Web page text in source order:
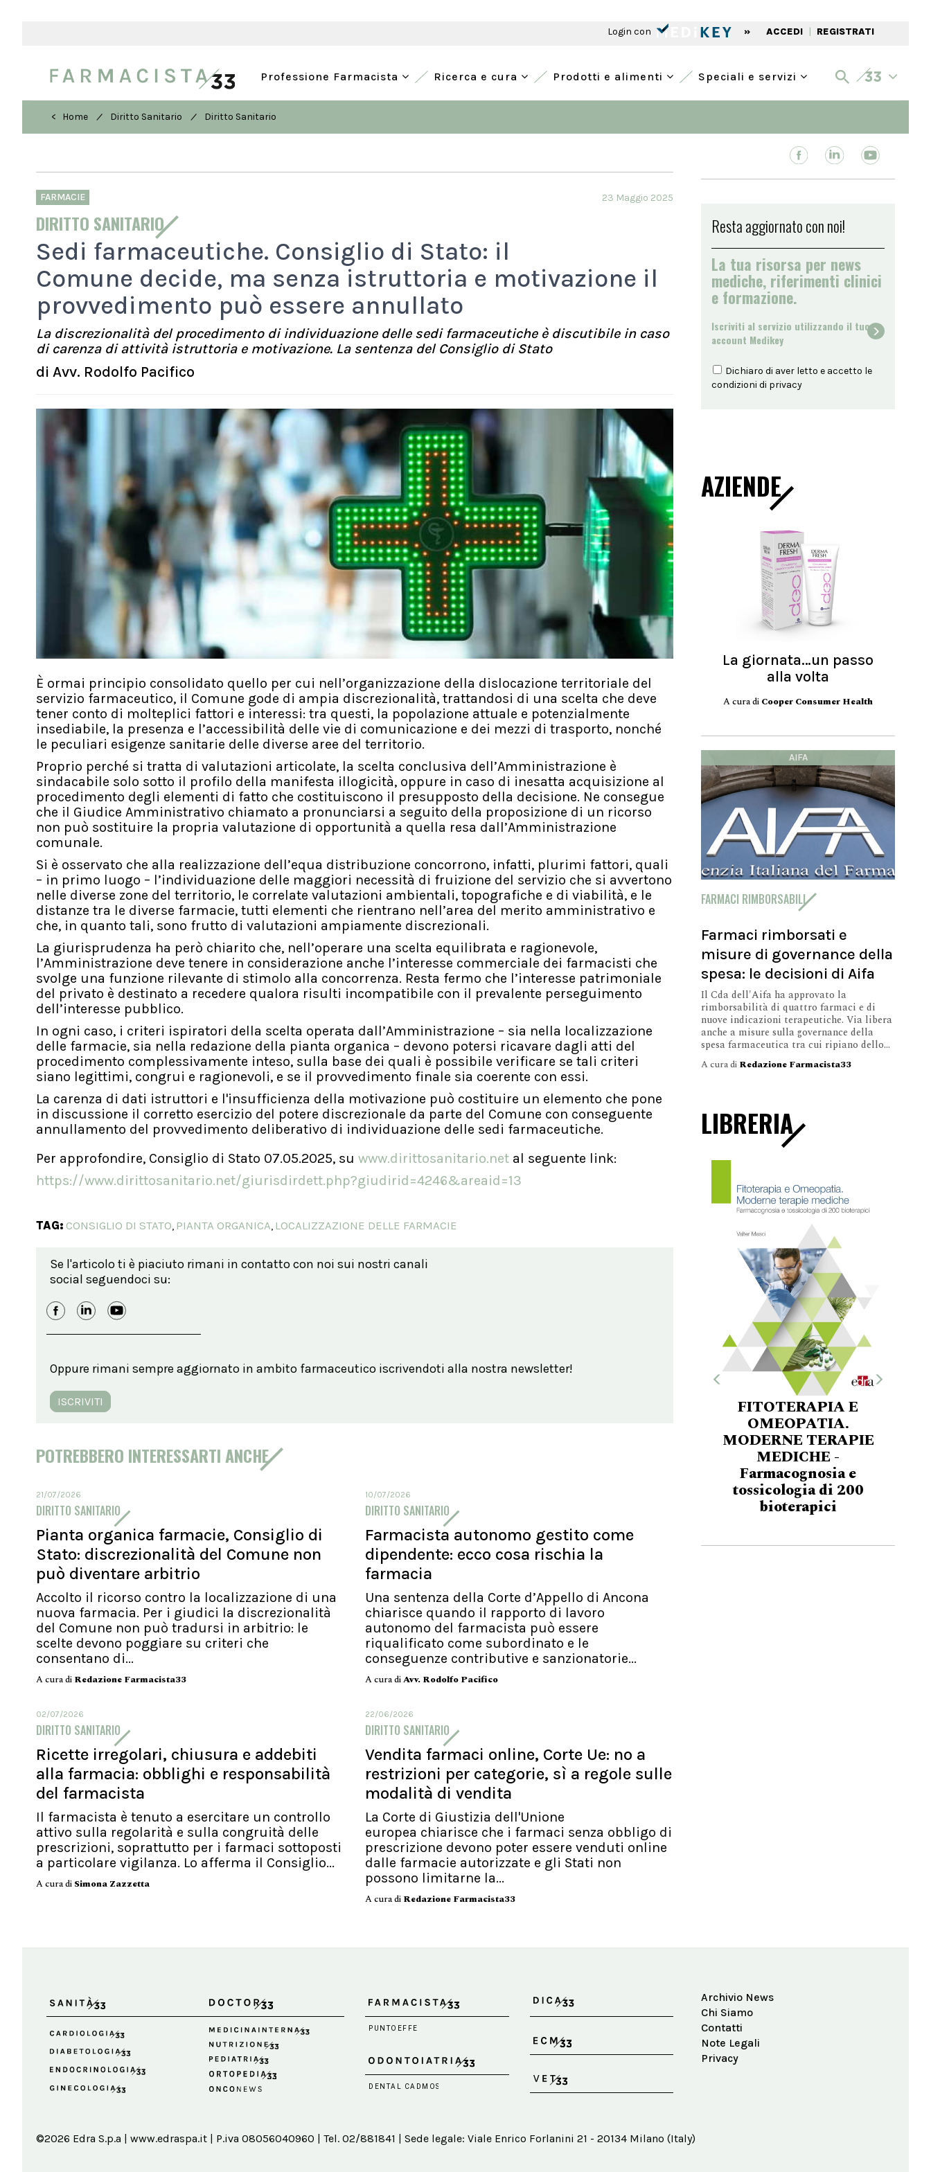
Login con » ACCEDI | REGISTRATI
Professione Farmacista Ricerca e cura Prodotti e alimenti Speciali e servizi
< Home / Diritto Sanitario / Diritto Sanitario
FARMACIE
DIRITTO SANITARIO
23 Maggio 2025
Sedi farmaceutiche. Consiglio di Stato: il
Comune decide, ma senza istruttoria e motivazione il
provvedimento può essere annullato
La discrezionalità del procedimento di individuazione delle sedi farmaceutiche è discutibile in caso
di carenza di attività istruttoria e motivazione. La sentenza del Consiglio di Stato
di Avv. Rodolfo Pacifico
È ormai principio consolidato quello per cui nell’organizzazione della dislocazione territoriale del
servizio farmaceutico, il Comune gode di ampia discrezionalità, trattandosi di una scelta che deve
tener conto di molteplici fattori e interessi: tra questi, la popolazione attuale e potenzialmente
insediabile, la presenza e l’accessibilità delle vie di comunicazione e dei mezzi di trasporto, nonché
le peculiari esigenze sanitarie delle diverse aree del territorio.
Proprio perché si tratta di valutazioni articolate, la scelta conclusiva dell’Amministrazione è
sindacabile solo sotto il profilo della manifesta illogicità, oppure in caso di inesatta acquisizione al
procedimento degli elementi di fatto che costituiscono il presupposto della decisione. Ne consegue
che il Giudice Amministrativo chiamato a pronunciarsi a seguito della proposizione di un ricorso
non può sostituire la propria valutazione di opportunità a quella resa dall’Amministrazione
comunale.
Si è osservato che alla realizzazione dell’equa distribuzione concorrono, infatti, plurimi fattori, quali
– in primo luogo – l’individuazione delle maggiori necessità di fruizione del servizio che si avvertono
nelle diverse zone del territorio, le correlate valutazioni ambientali, topografiche e di viabilità, e le
distanze tra le diverse farmacie, tutti elementi che rientrano nell’area del merito amministrativo e
che, in quanto tali, sono frutto di valutazioni ampiamente discrezionali.
La giurisprudenza ha però chiarito che, nell’operare una scelta equilibrata e ragionevole,
l’Amministrazione deve tenere in considerazione anche l’interesse commerciale dei farmacisti che
svolge una funzione rilevante di stimolo alla concorrenza. Resta fermo che l’interesse patrimoniale
del privato è destinato a recedere qualora risulti incompatibile con il prevalente perseguimento
dell’interesse pubblico.
In ogni caso, i criteri ispiratori della scelta operata dall’Amministrazione – sia nella localizzazione
delle farmacie, sia nella redazione della pianta organica – devono potersi ricavare dagli atti del
procedimento complessivamente inteso, sulla base dei quali è possibile verificare se tali criteri
siano legittimi, congrui e ragionevoli, e se il provvedimento finale sia coerente con essi.
La carenza di dati istruttori e l'insufficienza della motivazione può costituire un elemento che pone
in discussione il corretto esercizio del potere discrezionale da parte del Comune con conseguente
annullamento del provvedimento deliberativo di individuazione delle sedi farmaceutiche.
Per approfondire, Consiglio di Stato 07.05.2025, su www.dirittosanitario.net al seguente link:
https://www.dirittosanitario.net/giurisdirdett.php?giudirid=4246&areaid=13
TAG: CONSIGLIO DI STATO, PIANTA ORGANICA, LOCALIZZAZIONE DELLE FARMACIE
Se l'articolo ti è piaciuto rimani in contatto con noi sui nostri canali
social seguendoci su:
Oppure rimani sempre aggiornato in ambito farmaceutico iscrivendoti alla nostra newsletter!
ISCRIVITI
POTREBBERO INTERESSARTI ANCHE
21/07/2026
DIRITTO SANITARIO
Pianta organica farmacie, Consiglio di
Stato: discrezionalità del Comune non
può diventare arbitrio
Accolto il ricorso contro la localizzazione di una
nuova farmacia. Per i giudici la discrezionalità
del Comune non può tradursi in arbitrio: le
scelte devono poggiare su criteri che
consentano di...
A cura di Redazione Farmacista33
10/07/2026
DIRITTO SANITARIO
Farmacista autonomo gestito come
dipendente: ecco cosa rischia la
farmacia
Una sentenza della Corte d’Appello di Ancona
chiarisce quando il rapporto di lavoro
autonomo del farmacista può essere
riqualificato come subordinato e le
conseguenze contributive e sanzionatorie...
A cura diAvv. Rodolfo Pacifico
02/07/2026
DIRITTO SANITARIO
Ricette irregolari, chiusura e addebiti
alla farmacia: obblighi e responsabilità
del farmacista
Il farmacista è tenuto a esercitare un controllo
attivo sulla regolarità e sulla congruità delle
prescrizioni, soprattutto per i farmaci sottoposti
a particolare vigilanza. Lo afferma il Consiglio...
A cura di Simona Zazzetta
22/06/2026
DIRITTO SANITARIO
Vendita farmaci online, Corte Ue: no a
restrizioni per categorie, sì a regole sulle
modalità di vendita
La Corte di Giustizia dell'Unione
europea chiarisce che i farmaci senza obbligo di
prescrizione devono poter essere venduti online
dalle farmacie autorizzate e gli Stati non
possono limitarne la...
A cura di Redazione Farmacista33
Resta aggiornato con noi!
La tua risorsa per news
mediche, riferimenti clinici
e formazione.
Iscriviti al servizio utilizzando il tuo
account Medikey
Dichiaro di aver letto e accetto le
condizioni di privacy
AZIENDE
La giornata…un passo
alla volta
A cura di Cooper Consumer Health
AIFA
FARMACI RIMBORSABILI
Farmaci rimborsati e
misure di governance della
spesa: le decisioni di Aifa
Il Cda dell'Aifa ha approvato la
rimborsabilità di quattro farmaci e di
nuove indicazioni terapeutiche. Via libera
anche a misure sulla governance della
spesa farmaceutica tra cui ripiano dello...
A cura di Redazione Farmacista33
LIBRERIA
FITOTERAPIA E
OMEOPATIA.
MODERNE TERAPIE
MEDICHE -
Farmacognosia e
tossicologia di 200
bioterapici
Archivio News
Chi Siamo
Contatti
Note Legali
Privacy
©2026 Edra S.p.a | www.edraspa.it | P.iva 08056040960 | Tel. 02/881841 | Sede legale: Viale Enrico Forlanini 21 - 20134 Milano (Italy)